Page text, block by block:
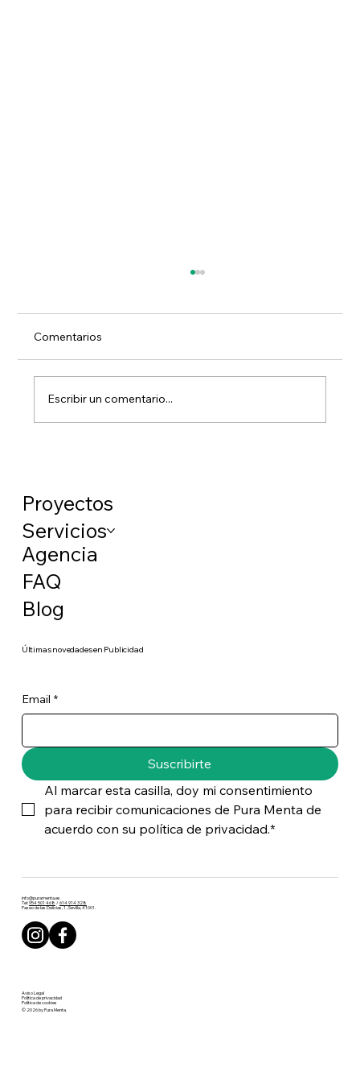
calcular tu cuota?
Comentarios
Escribir un comentario...
Proyectos
Servicios
Agencia
FAQ
Blog
​Últimas novedades en Publicidad
Email *
Suscribirte
Al marcar esta casilla, doy mi consentimiento
para recibir comunicaciones de Pura Menta de
acuerdo con su política de privacidad.*
info@puramenta.es
Tel:954 501 468 / 614 914 328
Paseo de las Delicias, 1 , Sevilla, 41001.
Aviso Legal
Política de privacidad
Política de cookies
© 2026 by Pura Menta.